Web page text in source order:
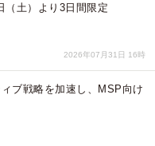
（土）より3日間限定
2026年07月31日 16時
ブ戦略を加速し、MSP向け